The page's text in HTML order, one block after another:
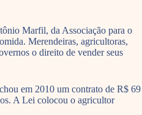
Marfil, da Associação para o
Merendeiras, agricultoras,
o direito de vender seus
em 2010 um contrato de R$ 69
A Lei colocou o agricultor